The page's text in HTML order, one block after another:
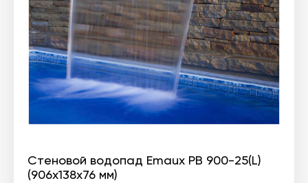
Стеновой водопад Emaux PB 900-25(L)
(906х138х76 мм)